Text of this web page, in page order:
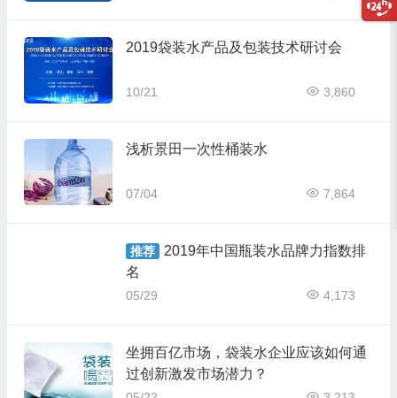
2019袋装水产品及包装技术研讨会
10/21 3,860
浅析景田一次性桶装水
07/04 7,864
推荐
2019年中国瓶装水品牌力指数排
名
05/29 4,173
坐拥百亿市场，袋装水企业应该如何通
过创新激发市场潜力？